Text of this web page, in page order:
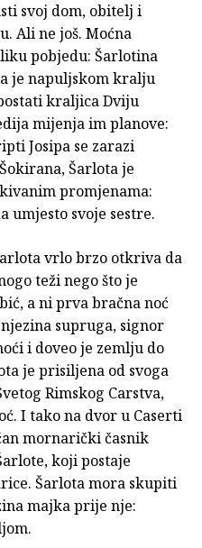
svoj dom, obitelj i
Ali ne još. Moćna
pobjedu: Šarlotina
je napuljskom kralju
kraljica Dviju
mijenja im planove:
Josipa se zarazi
Šarlota je
promjenama:
umjesto svoje sestre.
vrlo brzo otkriva da
teži nego što je
a ni prva bračna noć
supruga, signor
i doveo je zemlju do
je prisiljena od svoga
Rimskog Carstva,
I tako na dvor u Caserti
mornarički časnik
koji postaje
Šarlota mora skupiti
majka prije nje: